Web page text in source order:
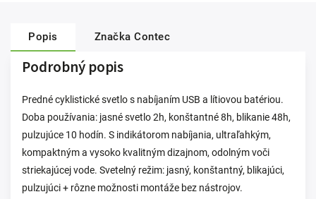
Popis Značka Contec
Podrobný popis
Predné cyklistické svetlo s nabíjaním USB a lítiovou batériou.
Doba používania: jasné svetlo 2h, konštantné 8h, blikanie 48h,
pulzujúce 10 hodín. S indikátorom nabíjania, ultraľahkým,
kompaktným a vysoko kvalitným dizajnom, odolným voči
striekajúcej vode. Svetelný režim: jasný, konštantný, blikajúci,
pulzujúci + rôzne možnosti montáže bez nástrojov.